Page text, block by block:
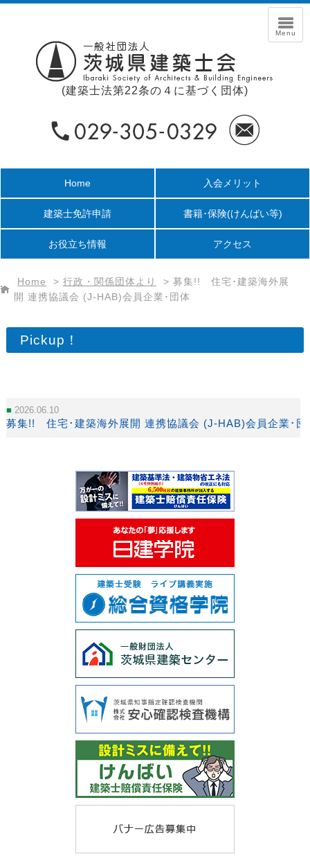
(建築士法第22条の４に基づく団体)
Home 入会メリット
建築士免許申請 書籍･保険(けんばい等)
お役立ち情報 アクセス
Home > 行政・関係団体より > 募集!! 住宅･建築海外展
開 連携協議会 (J-HAB)会員企業･団体
Pickup！
2026.06.10
募集!! 住宅･建築海外展開 連携協議会 (J-HAB)会員企業･団